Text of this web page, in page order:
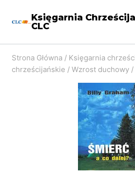
Księgarnia
CLC
Strona Główna / Księgarnia
chrześcijańskie / Wzrost duchowy /